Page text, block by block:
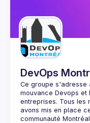
DevOps
Ce groupe s'adresse
mouvance Devops
entreprises. Tous les
avons mis en place
communauté